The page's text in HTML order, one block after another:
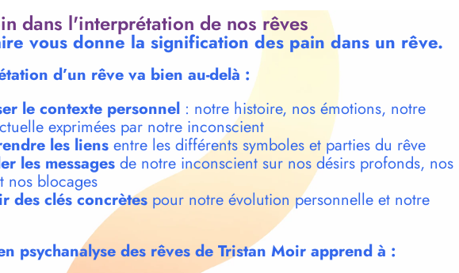
dans l'interprétation de nos rêves
vous donne la signification des pain dans un rêve.
d’un rêve va bien au-delà :
le contexte personnel: notre histoire, nos émotions, notre
exprimées par notre inconscient
les liensentre les différents symboles et parties du rêve
les messagesde notre inconscient sur nos désirs profonds, nos
nos blocages
des clés concrètespour notre évolution personnelle et notre
psychanalyse des rêves de Tristan Moir apprend à :